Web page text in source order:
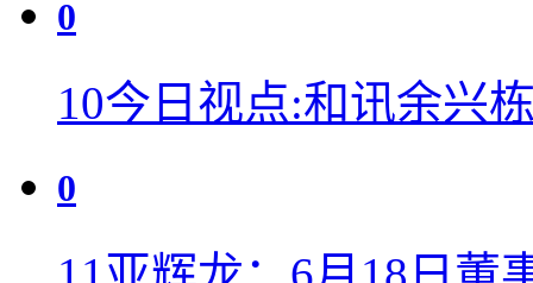
0
10今日视点:和讯余兴
0